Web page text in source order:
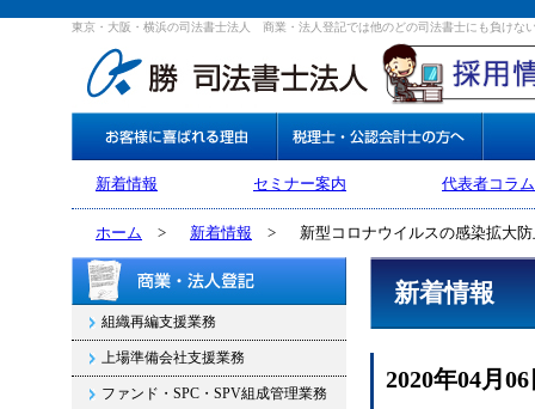
東京・大阪・横浜の司法書士法人 商業・法人登記では他のどの司法書士にも負けな
新着情報 セミナー案内 代表者コラム
ホーム > 新着情報 > 新型コロナウイルスの感染拡大
組織再編支援業務
上場準備会社支援業務
ファンド・SPC・SPV組成管理業務
新着情報
2020年04月